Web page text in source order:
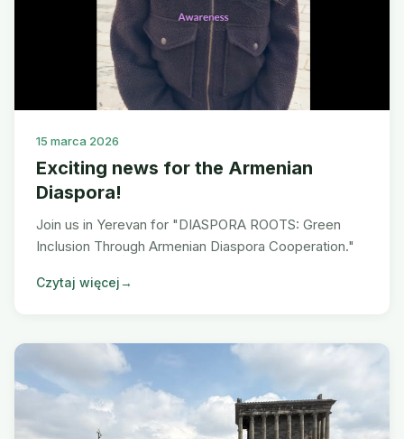
15 marca 2026
Exciting news for the Armenian
Diaspora!
Join us in Yerevan for "DIASPORA ROOTS: Green
Inclusion Through Armenian Diaspora Cooperation."
Czytaj więcej→